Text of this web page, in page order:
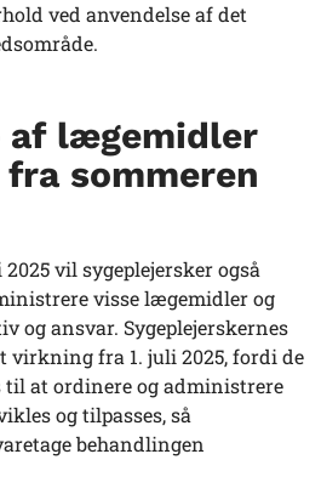
ved anvendelse af det
af lægemidler
sommeren
vil sygeplejersker også
visse lægemidler og
og ansvar. Sygeplejerskernes
fra 1. juli 2025, fordi de
til at ordinere og administrere
og tilpasses, så
behandlingen